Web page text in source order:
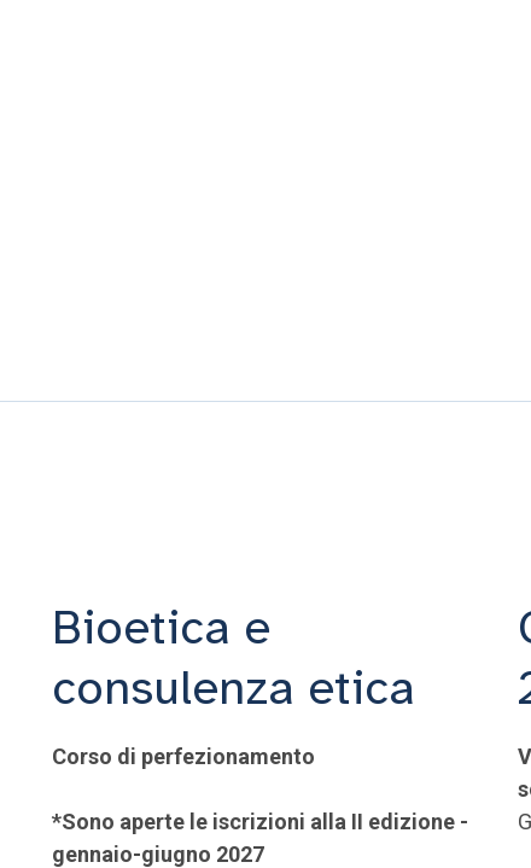
Bioetica e
consulenza etica
Corso di perfezionamento
*Sono aperte le iscrizioni alla II edizione -
gennaio-giugno 2027